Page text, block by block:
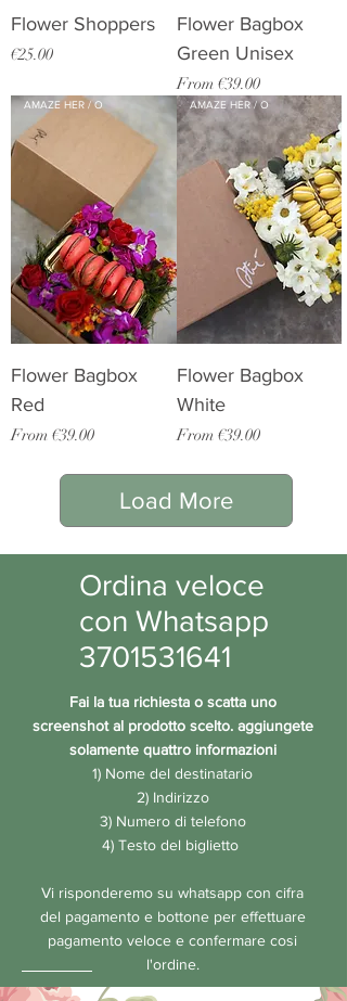
Flower Shoppers
Price
€25.00
Flower Bagbox
Green Unisex
From €39.00
Sale Price
AMAZE HER / O
Flower Bagbox
Red
From €39.00
Sale Price
AMAZE HER / O
Flower Bagbox
White
From €39.00
Sale Price
Load More
Ordina veloce
con Whatsapp
3701531641
Fai la tua richiesta o scatta uno
screenshot al prodotto scelto. aggiungete
solamente quattro informazioni
1) Nome del destinatario
2)Indirizzo
3) Numero di telefono
4) Testo del biglietto
Vi risponderemo su whatsapp con cifra
del pagamento e bottone per effettuare
pagamento veloce e confermare cosi
l'ordine.